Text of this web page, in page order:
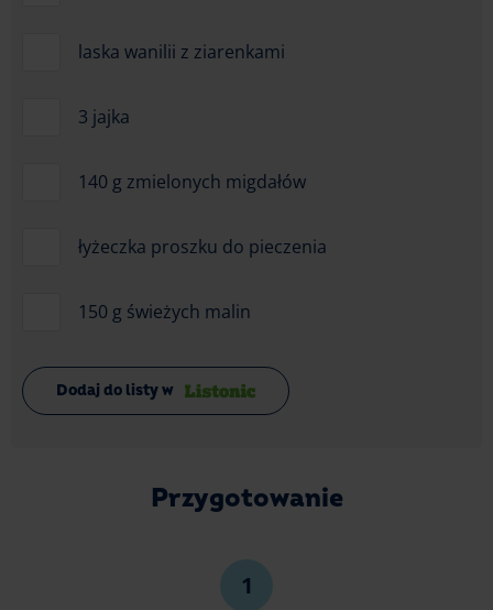
laska wanilii z ziarenkami
3 jajka
140 g zmielonych migdałów
łyżeczka proszku do pieczenia
150 g świeżych malin
Dodaj do listy w
Przygotowanie